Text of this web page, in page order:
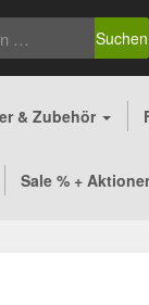
Suchen
& Zubehör
Sale % +